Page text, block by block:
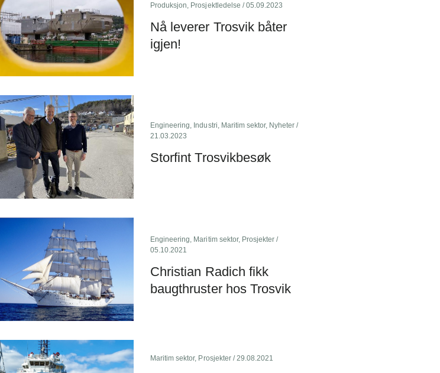
Produksjon Prosjektledelse / 05.09.2023
Nå leverer Trosvik båter
igjen!
Engineering, Industri, Maritim sektor, Nyheter /
21.03.2023
Storfint Trosvikbesøk
Engineering Maritim sektor, Prosjekter /
05.10.2021
Christian Radich fikk
baugthruster hos Trosvik
Maritim sektor, Prosjekter/ 29.08.2021